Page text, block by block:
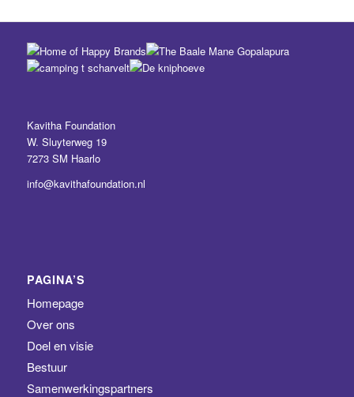
Kavitha Foundation
W. Sluyterweg 19
7273 SM Haarlo
info@kavithafoundation.nl
PAGINA’S
Homepage
Over ons
Doel en visie
Bestuur
Samenwerkingspartners